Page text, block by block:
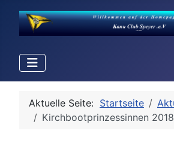
Aktuelle Seite: Startseite
Kirchbootprinzessinnen 2018